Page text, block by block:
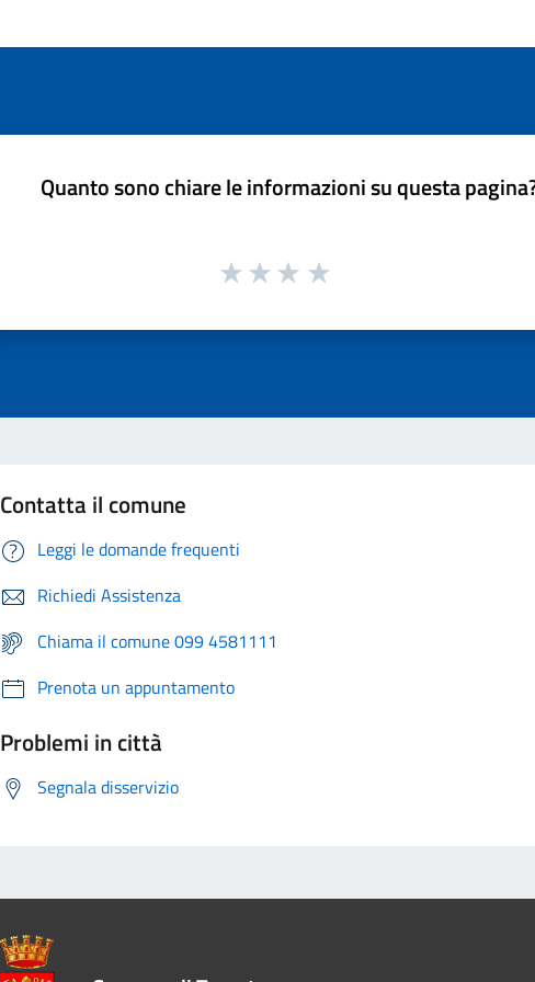
Quanto sono chiare le informazioni su questa
Contatta il comune
Leggi le domande frequenti
Richiedi Assistenza
Chiama il comune 099 4581111
Prenota un appuntamento
Problemi in città
Segnala disservizio